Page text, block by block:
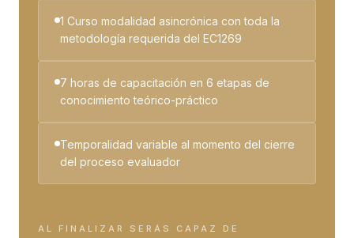
1 Curso modalidad asincrónica con toda la
metodología requerida del EC1269
7 horas de capacitación en 6 etapas de
conocimiento teórico-práctico
Temporalidad variable al momento del cierre
del proceso evaluador
AL FINALIZAR SERÁS CAPAZ DE